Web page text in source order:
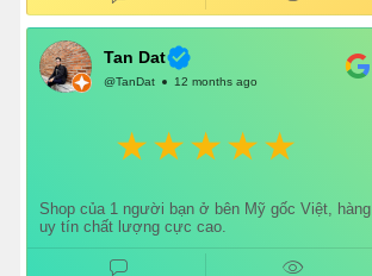
Chắc chắn mình sẽ tiếp tục ủng hộ shop lâu dài
và giới thiệu thêm cho bạn bè 👍
Tan Dat
@TanDat 12 months ago
Shop của 1 người bạn ở bên Mỹ gốc Việt, hàng
uy tín chất lượng cực cao.